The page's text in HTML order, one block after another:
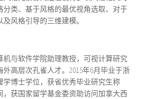
分类、基于风格的最优视角选取、对于
风格引导的三维建模。
机与软件学院助理教授，可视计算研究
高层次孔雀人才。2015年6月毕业于浙
学博士学位，获省优秀毕业研究生称
，获国家留学基金委资助访问加拿大西